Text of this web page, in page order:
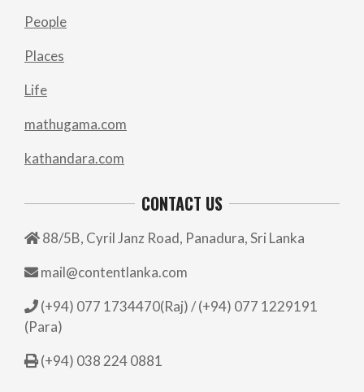
People
Places
Life
mathugama.com
kathandara.com
CONTACT US
88/5B, Cyril Janz Road, Panadura, Sri Lanka
mail@contentlanka.com
(+94) 077 1734470(Raj) / (+94) 077 1229191
(Para)
(+94) 038 224 0881